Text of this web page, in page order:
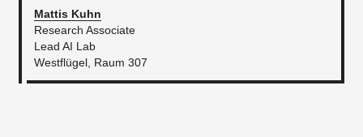
Mattis Kuhn
Research Associate
Lead AI Lab
Westflügel, Raum 307​